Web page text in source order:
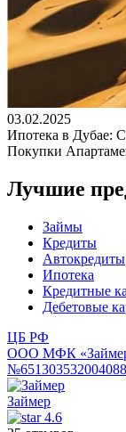
03.02.2025
Ипотека в Дубае:
Покупки
Лучшие
Займы
Кредиты
Автокредиты
Ипотека
Кредитные
Дебетовые
ЦБ РФ
ООО МФК
№651303532004088
Займер
4.6